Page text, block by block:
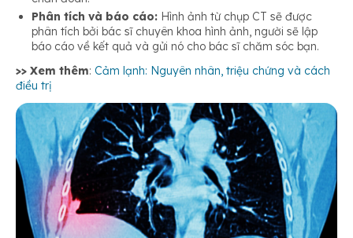
Phân tích và báo cáo: Hình ảnh từ chụp CT sẽ được
phân tích bởi bác sĩ chuyên khoa hình ảnh, người sẽ lập
báo cáo về kết quả và gửi nó cho bác sĩ chăm sóc bạn.
>> Xem thêm: Cảm lạnh: Nguyên nhân, triệu chứng và cách
điều trị